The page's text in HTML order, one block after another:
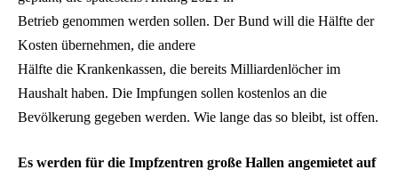
Betrieb genommen werden sollen. Der Bund will die Hälfte der
Kosten übernehmen, die andere
Hälfte die Krankenkassen, die bereits Milliardenlöcher im
Haushalt haben. Die Impfungen sollen kostenlos an die
Bevölkerung gegeben werden. Wie lange das so bleibt, ist offen.
Es werden für die Impfzentren große Hallen angemietet auf